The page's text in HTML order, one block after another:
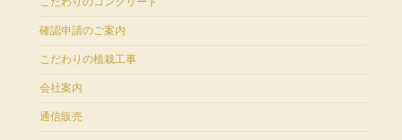
確認申請のご案内
こだわりの植栽工事
会社案内
通信販売